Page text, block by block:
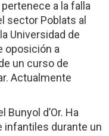
a la falla
sector Poblats al
Universidad de
oposición a
un curso de
Actualmente
d’Or. Ha
infantiles durante un